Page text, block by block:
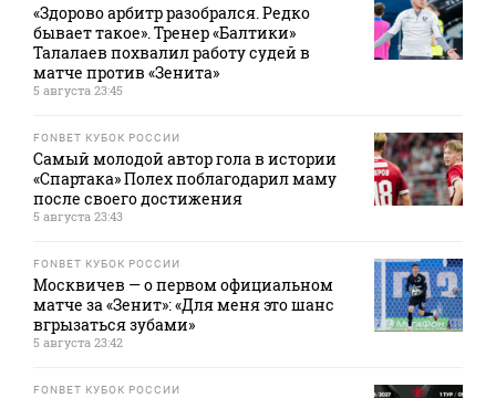
«Здорово арбитр разобрался. Редко
бывает такое». Тренер «Балтики»
Талалаев похвалил работу судей в
матче против «Зенита»
5 августа 23:45
FONBET КУБОК РОССИИ
Самый молодой автор гола в истории
«Спартака» Полех поблагодарил маму
после своего достижения
5 августа 23:43
FONBET КУБОК РОССИИ
Москвичев — о первом официальном
матче за «Зенит»: «Для меня это шанс
вгрызаться зубами»
5 августа 23:42
FONBET КУБОК РОССИИ